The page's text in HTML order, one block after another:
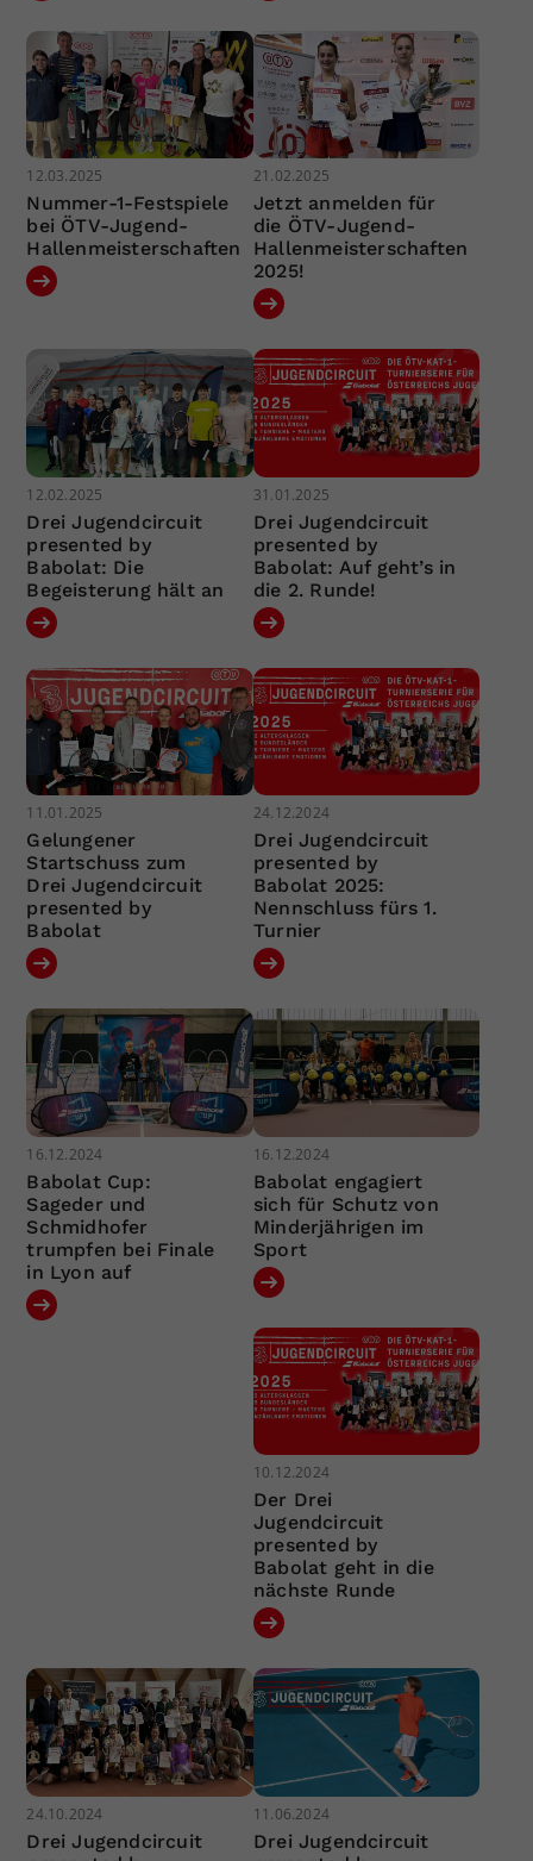
12.03.2025
Nummer-1-Festspiele
bei ÖTV-Jugend-
Hallenmeisterschaften
21.02.2025
Jetzt anmelden für
die ÖTV-Jugend-
Hallenmeisterschaften
2025!
12.02.2025
Drei Jugendcircuit
presented by
Babolat: Die
Begeisterung hält an
31.01.2025
Drei Jugendcircuit
presented by
Babolat: Auf geht’s in
die 2. Runde!
11.01.2025
Gelungener
Startschuss zum
Drei Jugendcircuit
presented by
Babolat
24.12.2024
Drei Jugendcircuit
presented by
Babolat 2025:
Nennschluss fürs 1.
Turnier
16.12.2024
Babolat Cup:
Sageder und
Schmidhofer
trumpfen bei Finale
in Lyon auf
16.12.2024
Babolat engagiert
sich für Schutz von
Minderjährigen im
Sport
10.12.2024
Der Drei
Jugendcircuit
presented by
Babolat geht in die
nächste Runde
24.10.2024
Drei Jugendcircuit
11.06.2024
Drei Jugendcircuit